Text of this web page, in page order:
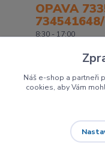
OPAVA
8:30 - 17:00
Největší prodejce
Náš e-shop a partneři
cookies, aby Vám